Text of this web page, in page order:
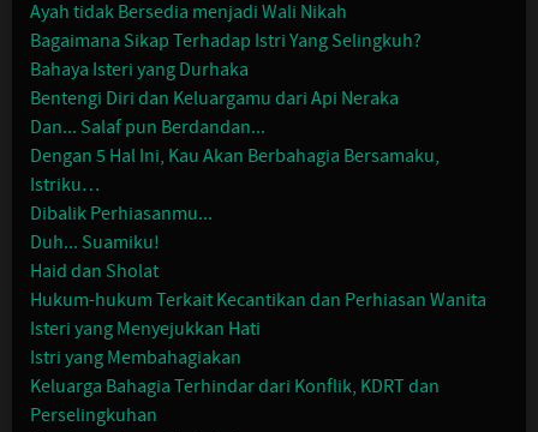
Ayah tidak Bersedia menjadi Wali Nikah
Bagaimana Sikap Terhadap Istri Yang Selingkuh?
Bahaya Isteri yang Durhaka
Bentengi Diri dan Keluargamu dari Api Neraka
Dan... Salaf pun Berdandan...
Dengan 5 Hal Ini, Kau Akan Berbahagia Bersamaku,
Istriku…
Dibalik Perhiasanmu...
Duh... Suamiku!
Haid dan Sholat
Hukum-hukum Terkait Kecantikan dan Perhiasan Wanita
Isteri yang Menyejukkan Hati
Istri yang Membahagiakan
Keluarga Bahagia Terhindar dari Konflik, KDRT dan
Perselingkuhan